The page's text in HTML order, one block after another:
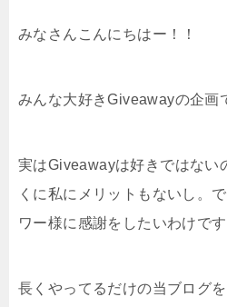
みなさんこんにちはー！！
みんな大好きGiveawayの企画
実はGiveawayは好きではない
くに私にメリットもないし。
ワー様に感謝をしたいわけです
長くやってるだけの当ブログ